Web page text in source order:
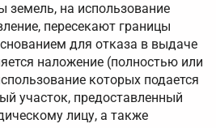
земель, на использование
пересекают границы
для отказа в выдаче
наложение (полностью или
которых подается
участок, предоставленный
лицу, а также